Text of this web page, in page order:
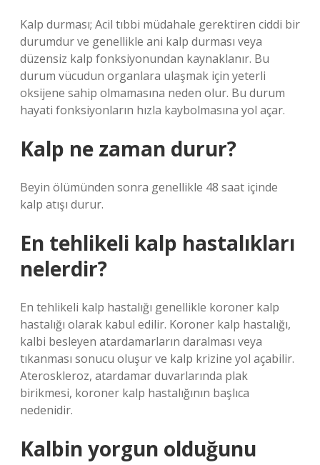
Kalp durması; Acil tıbbi müdahale gerektiren ciddi bir
durumdur ve genellikle ani kalp durması veya
düzensiz kalp fonksiyonundan kaynaklanır. Bu
durum vücudun organlara ulaşmak için yeterli
oksijene sahip olmamasına neden olur. Bu durum
hayati fonksiyonların hızla kaybolmasına yol açar.
Kalp ne zaman durur?
Beyin ölümünden sonra genellikle 48 saat içinde
kalp atışı durur.
En tehlikeli kalp hastalıkları
nelerdir?
En tehlikeli kalp hastalığı genellikle koroner kalp
hastalığı olarak kabul edilir. Koroner kalp hastalığı,
kalbi besleyen atardamarların daralması veya
tıkanması sonucu oluşur ve kalp krizine yol açabilir.
Ateroskleroz, atardamar duvarlarında plak
birikmesi, koroner kalp hastalığının başlıca
nedenidir.
Kalbin yorgun olduğunu